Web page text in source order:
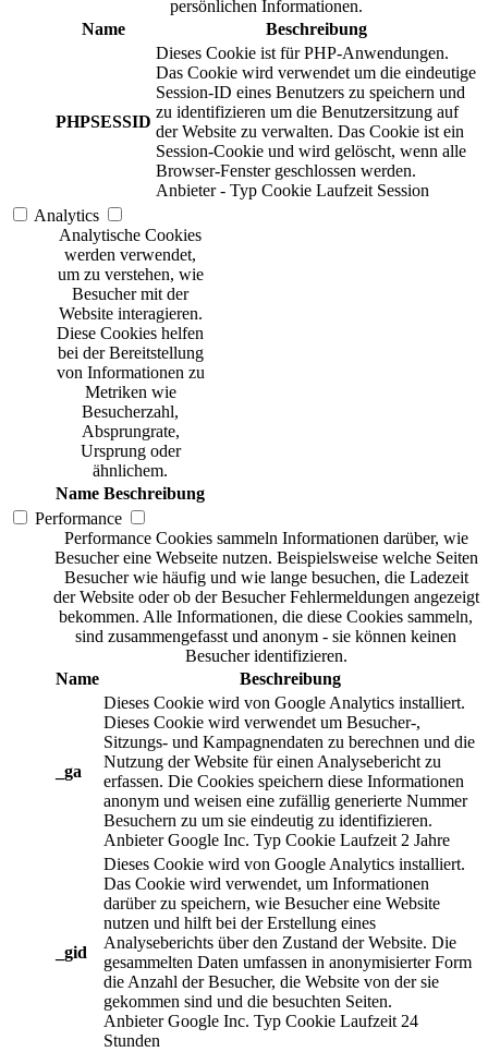
persönlichen Informationen.
Name
Beschreibung
PHPSESSID
Dieses Cookie ist für PHP-Anwendungen.
Das Cookie wird verwendet um die eindeutige
Session-ID eines Benutzers zu speichern und
zu identifizieren um die Benutzersitzung auf
der Website zu verwalten. Das Cookie ist ein
Session-Cookie und wird gelöscht, wenn alle
Browser-Fenster geschlossen werden.
Anbieter - Typ Cookie Laufzeit Session
Analytics
Analytische Cookies
werden verwendet,
um zu verstehen, wie
Besucher mit der
Website interagieren.
Diese Cookies helfen
bei der Bereitstellung
von Informationen zu
Metriken wie
Besucherzahl,
Absprungrate,
Ursprung oder
ähnlichem.
Name Beschreibung
Performance
Performance Cookies sammeln Informationen darüber, wie
Besucher eine Webseite nutzen. Beispielsweise welche Seiten
Besucher wie häufig und wie lange besuchen, die Ladezeit
der Website oder ob der Besucher Fehlermeldungen angezeigt
bekommen. Alle Informationen, die diese Cookies sammeln,
sind zusammengefasst und anonym - sie können keinen
Besucher identifizieren.
Name
Beschreibung
_ga
Dieses Cookie wird von Google Analytics installiert.
Dieses Cookie wird verwendet um Besucher-,
Sitzungs- und Kampagnendaten zu berechnen und die
Nutzung der Website für einen Analysebericht zu
erfassen. Die Cookies speichern diese Informationen
anonym und weisen eine zufällig generierte Nummer
Besuchern zu um sie eindeutig zu identifizieren.
Anbieter Google Inc. Typ Cookie Laufzeit 2 Jahre
_gid
Dieses Cookie wird von Google Analytics installiert.
Das Cookie wird verwendet, um Informationen
darüber zu speichern, wie Besucher eine Website
nutzen und hilft bei der Erstellung eines
Analyseberichts über den Zustand der Website. Die
gesammelten Daten umfassen in anonymisierter Form
die Anzahl der Besucher, die Website von der sie
gekommen sind und die besuchten Seiten.
Anbieter Google Inc. Typ Cookie Laufzeit 24
Stunden